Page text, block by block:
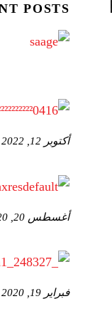
POSTS
أكتوبر 12, 2022
أغسطس 20, 2020
فبراير 19, 2020